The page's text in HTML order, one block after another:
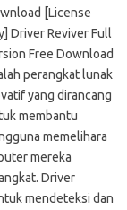
[License
Driver Reviver Full
Free Download
perangkat lunak
yang dirancang
membantu
memelihara
mereka
Driver
mendeteksi dan